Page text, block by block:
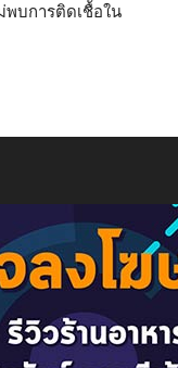
บการติดเชื้อใน